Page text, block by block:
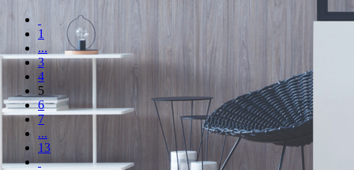
1
...
3
4
5
6
7
...
13